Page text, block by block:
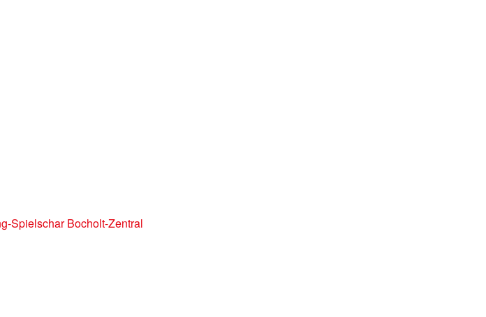
Spielschar Bocholt-Zentral